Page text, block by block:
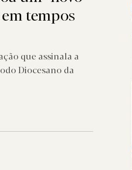
tempos
que assinala a
Diocesano da